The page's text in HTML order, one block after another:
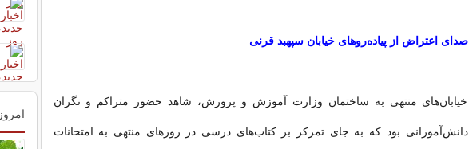
صدای اعتراض از پیاده‌روهای خیابان سپهبد قرنی
خیابان‌های منتهی به ساختمان وزارت آموزش و پرورش، شاهد حضور متراکم و نگران
دانش‌آموزانی بود که به ‌جای تمرکز بر کتاب‌های درسی در روزهای منتهی به امتحانات
امروز